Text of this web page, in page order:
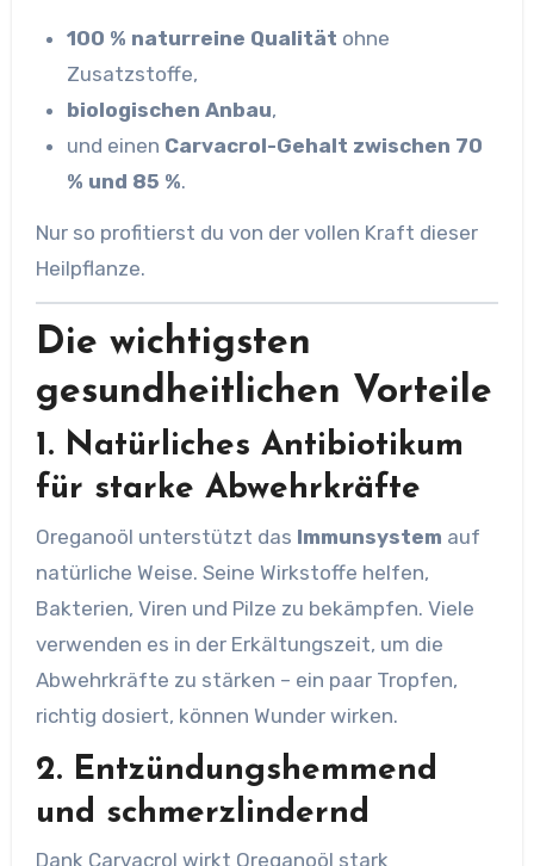
100 % naturreine Qualität ohne
Zusatzstoffe,
biologischen Anbau,
und einen Carvacrol-Gehalt zwischen 70
% und 85 %.
Nur so profitierst du von der vollen Kraft dieser
Heilpflanze.
Die wichtigsten
gesundheitlichen Vorteile
1. Natürliches Antibiotikum
für starke Abwehrkräfte
Oreganoöl unterstützt das Immunsystem auf
natürliche Weise. Seine Wirkstoffe helfen,
Bakterien, Viren und Pilze zu bekämpfen. Viele
verwenden es in der Erkältungszeit, um die
Abwehrkräfte zu stärken – ein paar Tropfen,
richtig dosiert, können Wunder wirken.
2. Entzündungshemmend
und schmerzlindernd
Dank Carvacrol wirkt Oreganoöl stark